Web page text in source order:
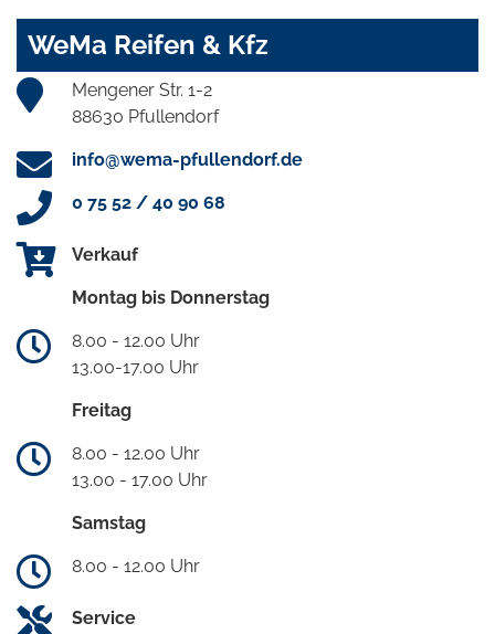
WeMa Reifen & Kfz
Mengener Str. 1-2
88630 Pfullendorf
info@wema-pfullendorf.de
0 75 52 / 40 90 68
Verkauf
Montag bis Donnerstag
8.00 - 12.00 Uhr
13.00-17.00 Uhr
Freitag
8.00 - 12.00 Uhr
13.00 - 17.00 Uhr
Samstag
8.00 - 12.00 Uhr
Service